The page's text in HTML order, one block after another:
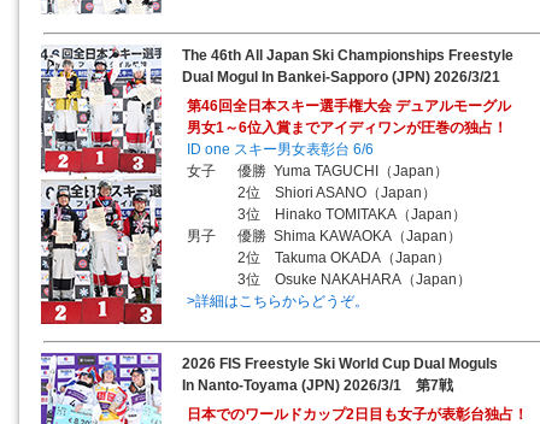
The 46th All Japan Ski Championships Freestyle
Dual Mogul In Bankei-Sapporo (JPN) 2026/3/21
第46回全日本スキー選手権大会 デュアルモーグル
男女1～6位入賞までアイディワンが圧巻の独占！
ID one スキー男女表彰台 6/6
女子 優勝 Yuma TAGUCHI（Japan）
2位 Shiori ASANO（Japan）
3位 Hinako TOMITAKA（Japan）
男子 優勝 Shima KAWAOKA（Japan）
2位 Takuma OKADA（Japan）
3位 Osuke NAKAHARA（Japan）
>詳細はこちらからどうぞ。
2026 FIS Freestyle Ski World Cup Dual Moguls
In Nanto-Toyama (JPN) 2026/3/1 第7戦
日本でのワールドカップ2日目も女子が表彰台独占！